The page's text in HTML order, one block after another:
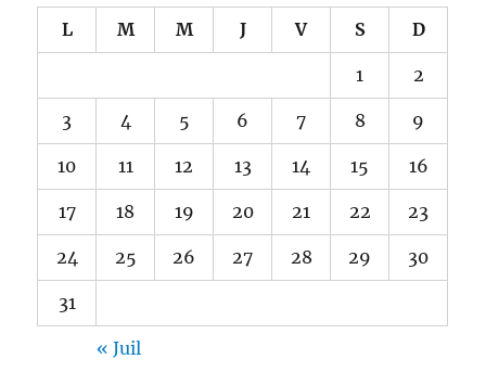
L M M J V S D
1 2
3 4 5 6 7 8 9
10 11 12 13 14 15 16
17 18 19 20 21 22 23
24 25 26 27 28 29 30
31
« Juil